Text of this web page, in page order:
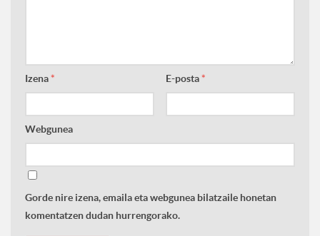
Izena* E-posta*
Webgunea
Gorde nire izena, emaila eta webgunea bilatzaile honetan
komentatzen dudan hurrengorako.